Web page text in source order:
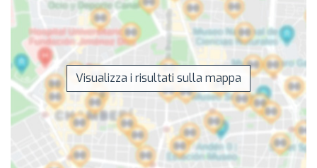
Visualizza i risultati sulla mappa